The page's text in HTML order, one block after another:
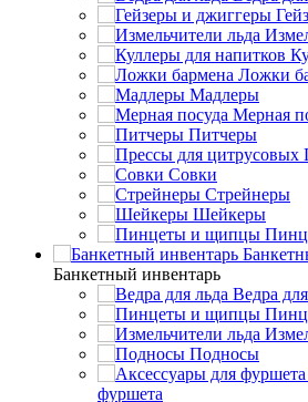
Ложки
Мадлеры
Мерная
Питчеры
Совки
Стрейнеры
Шейкеры
Банкетный инвентарь
Ведра
Подносы
фуршета